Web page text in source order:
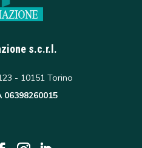
s.c.r.l.
- 10151 Torino
06398260015